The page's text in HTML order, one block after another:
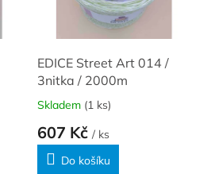
EDICE Street Art 014 /
3nitka / 2000m
Skladem (1 ks)
607 Kč / ks
Do košíku